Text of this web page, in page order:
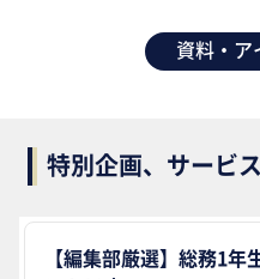
資料・ア
特別企画、サービス
【編集部厳選】総務1